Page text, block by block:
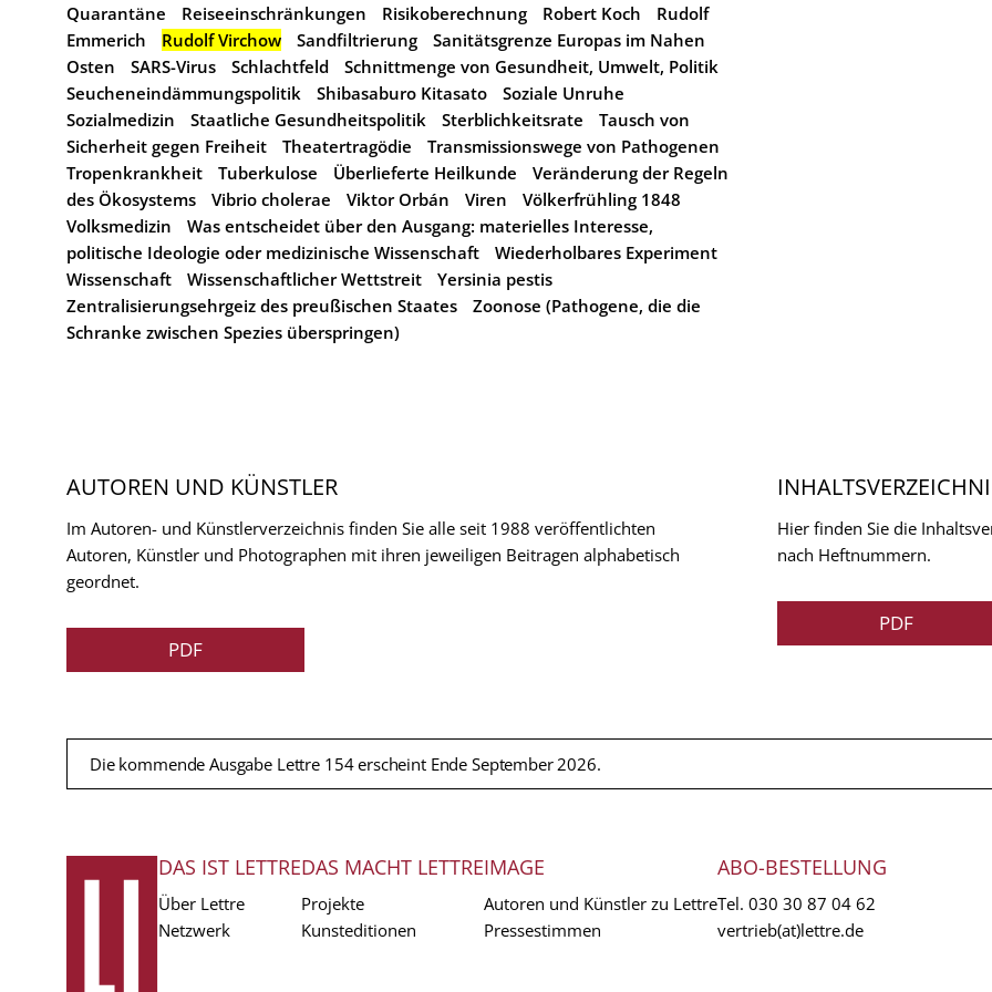
Quarantäne Reiseeinschränkungen Risikoberechnung Robert Koch
Rudolf
Emmerich
Rudolf Virchow Sandfiltrierung
Sanitätsgrenze Europas im Nahen
Osten
SARS-Virus Schlachtfeld
Schnittmenge von Gesundheit, Umwelt, Politik
Seucheneindämmungspolitik
Shibasaburo Kitasato
Soziale Unruhe
Sozialmedizin
Staatliche Gesundheitspolitik Sterblichkeitsrate
Tausch von
Sicherheit gegen Freiheit
Theatertragödie
Transmissionswege von Pathogenen
Tropenkrankheit
Tuberkulose Überlieferte Heilkunde
Veränderung der Regeln
des Ökosystems
Vibrio cholerae Viktor Orbán Viren
Völkerfrühling 1848
Volksmedizin
Was entscheidet über den Ausgang: materielles Interesse,
politische Ideologie oder medizinische Wissenschaft
Wiederholbares Experiment
Wissenschaft
Wissenschaftlicher Wettstreit
Yersinia pestis
Zentralisierungsehrgeiz des preußischen Staates
Zoonose (Pathogene, die die
Schranke zwischen Spezies überspringen)
AUTOREN UND KÜNSTLER
Im Autoren- und Künstlerverzeichnis finden Sie alle seit 1988 veröffentlichten
Autoren, Künstler und Photographen mit ihren jeweiligen Beitragen alphabetisch
geordnet.
PDF
Hier finden Sie die
nach Heftnummern.
PDF
Die kommende Ausgabe Lettre 154 erscheint Ende September 2026.
FUSSZEILE
DAS IST LETTRE
Über Lettre
Netzwerk
DAS MACHT LETTRE
Projekte
Kunsteditionen
IMAGE
Autoren und Künstler zu Lettre
Pressestimmen
ABO-BESTELLUNG
Tel. 030 30 87 04 62
vertrieb(at)lettre.de